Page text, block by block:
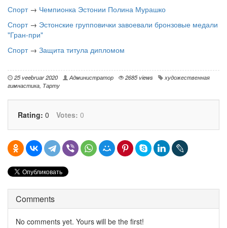
Спорт→ Чемпионка Эстонии Полина Мурашко
Спорт→ Эстонские групповички завоевали бронзовые медали
"Гран-при"
Спорт→ Защита титула дипломом
25 veebruar 2020 Администратор 2685 views
художественная
гимнастика, Тарту
Rating: 0 Votes: 0
Comments
No comments yet. Yours will be the first!